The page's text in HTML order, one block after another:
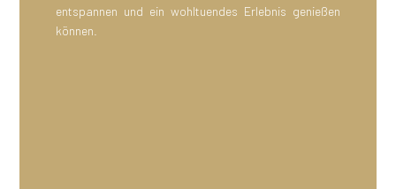
entspannen und ein wohltuendes Erlebnis genießen
können.